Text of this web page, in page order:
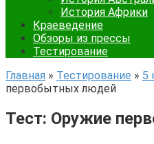
История Африки
Краеведение
Обзоры из прессы
Тестирование
Главная » Тестирование » 5
первобытных людей
Тест: Оружие